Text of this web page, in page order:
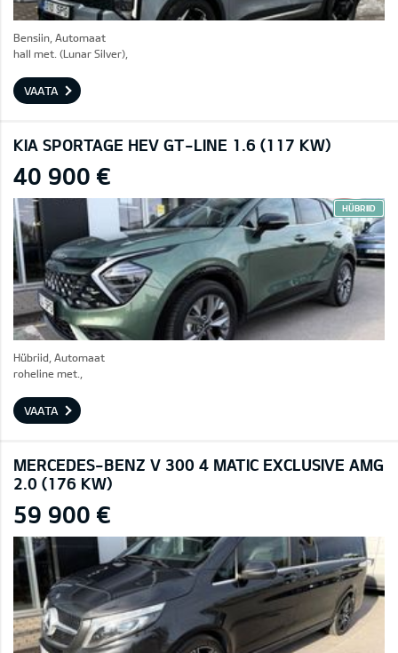
Bensiin, Automaat
hall met. (Lunar Silver),
VAATA
KIA SPORTAGE HEV GT-LINE 1.6 (117 KW)
40 900 €
HÜBRIID
Hübriid, Automaat
roheline met.,
VAATA
MERCEDES-BENZ V 300 4 MATIC EXCLUSIVE AMG
2.0 (176 KW)
59 900 €